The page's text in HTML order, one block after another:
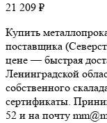
21 209 ₽
Купить
поставщика
цене — быстрая
Ленинградской
собственного
сертификаты.
52 и на почту